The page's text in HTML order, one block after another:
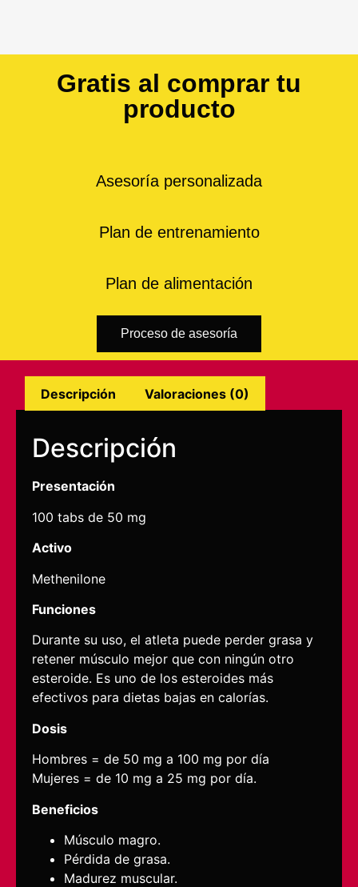
Gratis al comprar tu
producto
Asesoría personalizada
Plan de entrenamiento
Plan de alimentación
Proceso de asesoría
Descripción Valoraciones (0)
Descripción
Presentación
100 tabs de 50 mg
Activo
Methenilone
Funciones
Durante su uso, el atleta puede perder grasa y
retener músculo mejor que con ningún otro
esteroide. Es uno de los esteroides más
efectivos para dietas bajas en calorías.
Dosis
Hombres = de 50 mg a 100 mg por día
Mujeres = de 10 mg a 25 mg por día.
Beneficios
Músculo magro.
Pérdida de grasa.
Madurez muscular.